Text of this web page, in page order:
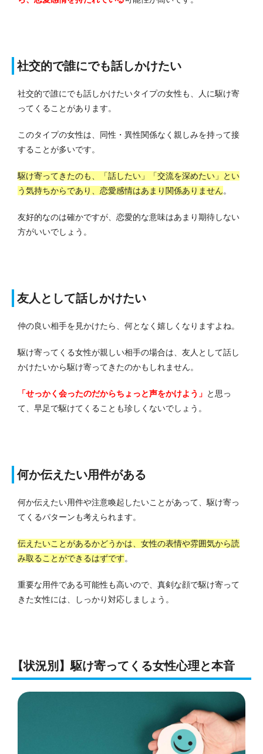
社交的で誰にでも話しかけたい
社交的で誰にでも話しかけたいタイプの女性も、人に駆け寄
ってくることがあります。
このタイプの女性は、同性・異性関係なく親しみを持って接
することが多いです。
駆け寄ってきたのも、「話したい」「交流を深めたい」とい
う気持ちからであり、恋愛感情はあまり関係ありません。
友好的なのは確かですが、恋愛的な意味はあまり期待しない
方がいいでしょう。
友人として話しかけたい
仲の良い相手を見かけたら、何となく嬉しくなりますよね。
駆け寄ってくる女性が親しい相手の場合は、友人として話し
かけたいから駆け寄ってきたのかもしれません。
「せっかく会ったのだからちょっと声をかけよう」 と思っ
て、早足で駆けてくることも珍しくないでし ょう。
何か伝えたい用件がある
何か伝えたい用件や注意喚起したいことがあって、駆け寄っ
てくるパターンも考えられます。
伝えたいことがあるかどうかは、女性の表情や雰囲気から読
み取ることができるはずです。
重要な用件である可能性も高いので、真剣な顔で駆け寄って
きた女性には、しっかり対応しましょう。
【状況別】駆け寄ってくる女性心理と本音